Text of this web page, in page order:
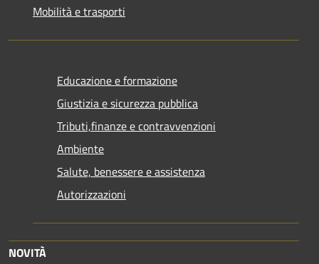
Mobilità e trasporti
Educazione e formazione
Giustizia e sicurezza pubblica
Tributi,finanze e contravvenzioni
Ambiente
Salute, benessere e assistenza
Autorizzazioni
NOVITÀ